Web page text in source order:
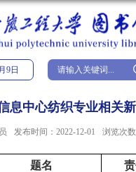
月9日
息中心纺织专业相关
发布时间：2022-12-01 浏览次数
题名